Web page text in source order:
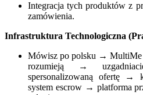
Integracja tych produktów z
zamówienia.
Infrastruktura Technologiczna
Mówisz po polsku → MultiMe
rozumieją →
spersonalizowaną ofertę →
system escrow → platforma